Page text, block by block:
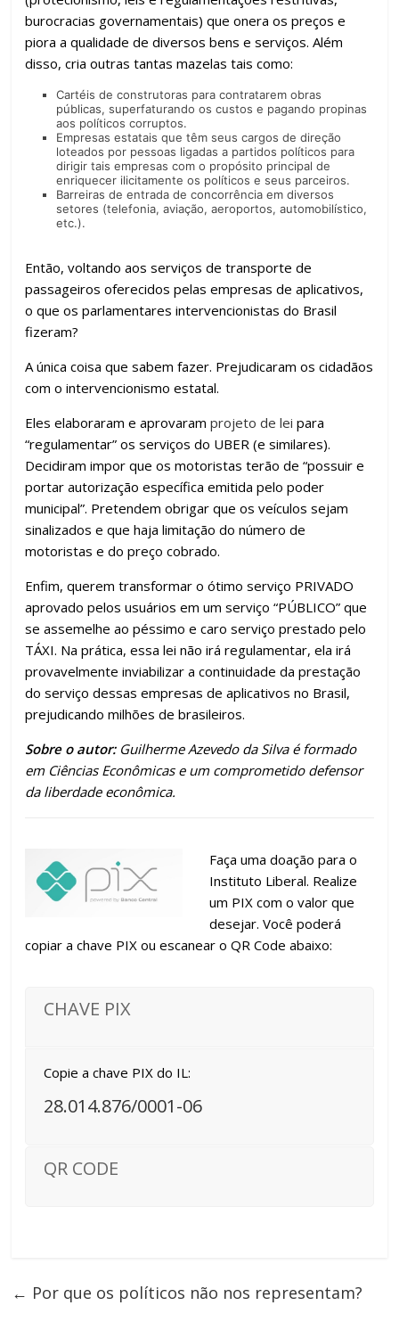
burocracias governamentais) que onera os preços e
piora a qualidade de diversos bens e serviços. Além
disso, cria outras tantas mazelas tais como:
Cartéis de construtoras para contratarem obras
públicas, superfaturando os custos e pagando propinas
aos políticos corruptos.
Empresas estatais que têm seus cargos de direção
loteados por pessoas ligadas a partidos políticos para
dirigir tais empresas com o propósito principal de
enriquecer ilicitamente os políticos e seus parceiros.
Barreiras de entrada de concorrência em diversos
setores (telefonia, aviação, aeroportos, automobilístico,
etc.).
Então, voltando aos serviços de transporte de
passageiros oferecidos pelas empresas de aplicativos,
o que os parlamentares intervencionistas do Brasil
fizeram?
A única coisa que sabem fazer. Prejudicaram os cidadãos
com o intervencionismo estatal.
Eles elaboraram e aprovaramprojeto de lei para
“regulamentar” os serviços do UBER (e similares).
Decidiram impor que os motoristas terão de “possuir e
portar autorização específica emitida pelo poder
municipal”. Pretendem obrigar que os veículos sejam
sinalizados e que haja limitação do número de
motoristas e do preço cobrado.
Enfim, querem transformar o ótimo serviço PRIVADO
aprovado pelos usuários em um serviço “PÚBLICO” que
se assemelhe ao péssimo e caro serviço prestado pelo
TÁXI. Na prática, essa lei não irá regulamentar, ela irá
provavelmente inviabilizar a continuidade da prestação
do serviço dessas empresas de aplicativos no Brasil,
prejudicando milhões de brasileiros.
Sobre o autor: Guilherme Azevedo da Silva é formado
em Ciências Econômicas e um comprometido defensor
da liberdade econômica.
Faça uma doação para o
Instituto Liberal. Realize
um PIX com o valor que
desejar. Você poderá
copiar a chave PIX ou escanear o QR Code abaixo:
CHAVE PIX
Copie a chave PIX do IL:
28.014.876/0001-06
QR CODE
← Por que os políticos não nos representam?